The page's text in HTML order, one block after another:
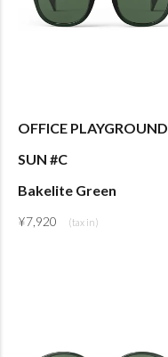
OFFICE PLAYGROUND
SUN #C
Bakelite Green
¥7,920